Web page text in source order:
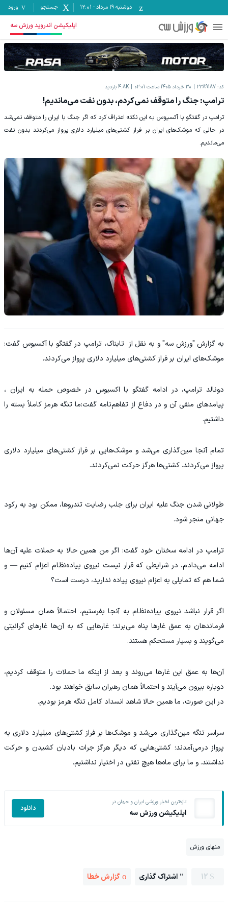
دوشنبه ۱۹ مرداد -
12:01 جستجو ورود
اپلیکیشن اندروید ورزش سه
کد: 2389187 30 خرداد 1405 ساعت 02:01 4.8K بازدید
ترامپ: جنگ را متوقف نمی‌کردم، بدون نفت می‌ماندیم!
ترامپ در گفتگو با آکسیوس به این نکته اعتراف کرد که اگر جنگ با ایران را متوقف نمی‌شد
در حالی که موشک‌های ایران بر فراز کشتی‌های میلیارد دلاری پرواز می‌کردند بدون نفت
می‌ماندیم.
به گزارش "ورزش سه" و به نقل از تابناک، ترامپ در گفتگو با آکسیوس گفت:
موشک‌های ایران بر فراز کشتی‌های میلیارد دلاری پرواز می‌کردند.
دونالد ترامپ، در ادامه گفتگو با اکسیوس در خصوص حمله به ایران ،
پیامدهای منفی آن و در دفاع از تفاهم‌نامه گفت:ما تنگه هرمز کاملاً بسته را
داشتیم.
تمام آنجا مین‌گذاری می‌شد و موشک‌هایی بر فراز کشتی‌های میلیارد دلاری
پرواز می‌کردند. کشتی‌ها هرگز حرکت نمی‌کردند.
طولانی شدن جنگ علیه ایران برای جلب رضایت تندروها، ممکن بود به رکود
جهانی منجر شود.
ترامپ در ادامه سخنان خود گفت: اگر من همین حالا به حملات علیه آن‌ها
ادامه می‌دادم، در شرایطی که قرار نیست نیروی پیاده‌نظام اعزام کنیم — و
شما هم که تمایلی به اعزام نیروی پیاده ندارید، درست است؟
اگر قرار نباشد نیروی پیاده‌نظام به آنجا بفرستیم، احتمالاً همان مسئولان و
فرماندهان به عمق غارها پناه می‌برند؛ غارهایی که به آن‌ها غارهای گرانیتی
می‌گویند و بسیار مستحکم هستند.
آن‌ها به عمق این غارها می‌روند و بعد از اینکه ما حملات را متوقف کردیم،
دوباره بیرون می‌آیند و احتمالاً همان رهبران سابق خواهند بود.
در این صورت، ما همین حالا شاهد انسداد کامل تنگه هرمز بودیم.
سراسر تنگه مین‌گذاری می‌شد و موشک‌ها بر فراز کشتی‌های میلیارد دلاری به
پرواز درمی‌آمدند؛ کشتی‌هایی که دیگر هرگز جرات بادبان کشیدن و حرکت
نداشتند. و ما برای ماه‌ها هیچ نفتی در اختیار نداشتیم.
تازه‌ترین اخبار ورزشی ایران و جهان در
اپلیکیشن ورزش سه دانلود
منهای ورزش
12 اشتراک گذاری گزارش خطا